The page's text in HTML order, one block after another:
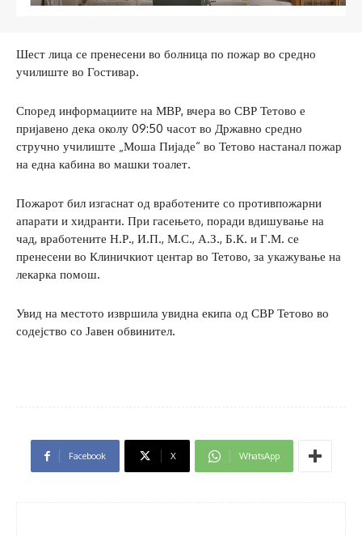
Шест лица се пренесени во болница по пожар во средно
училиште во Гостивар.
Според информациите на МВР, вчера во СВР Тетово е
пријавено дека околу 09:50 часот во Државно средно
стручно училиште „Моша Пијаде“ во Тетово настанал пожар
на една кабина во машки тоалет.
Пожарот бил изгаснат од вработените со противпожарни
апарати и хидранти. При гасењето, поради вдишување на
чад, вработените Н.Р., И.П., М.С., А.З., Б.К. и Г.М. се
пренесени во Клиничкиот центар во Тетово, за укажување на
лекарка помош.
Увид на местото извршила увидна екипа од СВР Тетово во
содејство со Јавен обвинител.
Facebook X WhatsApp